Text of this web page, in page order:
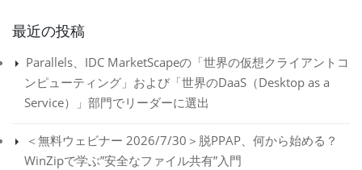
最近の投稿
Parallels、IDC MarketScapeの「世界の仮想クライアントコ
ンピューティング」および「世界のDaaS（Desktop as a
Service）」部門でリーダーに選出
＜無料ウェビナー 2026/7/30＞脱PPAP、何から始める？
WinZipで学ぶ”安全なファイル共有”入門